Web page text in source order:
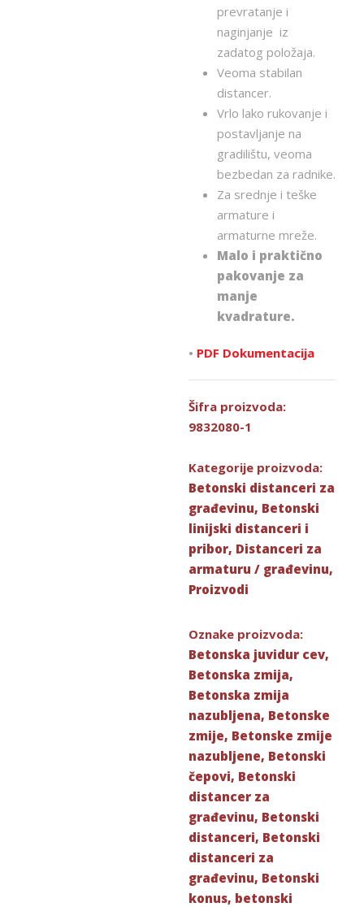
prevratanje i
naginjanje iz
zadatog položaja.
Veoma stabilan
distancer.
Vrlo lako rukovanje i
postavljanje na
gradilištu, veoma
bezbedan za radnike.
Za srednje i teške
armature i
armaturne mreže.
Malo i praktično
pakovanje za
manje
kvadrature.
• PDF Dokumentacija
Šifra proizvoda:
9832080-1
Kategorije proizvoda:
Betonski distanceri za
građevinu, Betonski
linijski distanceri i
pribor, Distanceri za
armaturu / građevinu,
Proizvodi
Oznake proizvoda:
Betonska juvidur cev,
Betonska zmija,
Betonska zmija
nazubljena, Betonske
zmije, Betonske zmije
nazubljene, Betonski
čepovi, Betonski
distancer za
građevinu, Betonski
distanceri, Betonski
distanceri za
građevinu, Betonski
konus, betonski